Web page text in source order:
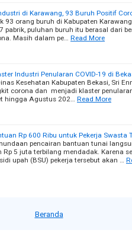
di Karawang, 93 Buruh Positif
93 orang buruh di Kabupaten
pabrik, puluhan buruh itu berasal dari
Masih dalam pe…
Read More
Industri Penularan COVID-19 di
Kesehatan Kabupaten Bekasi, Sri
corona dan menjadi klaster
hingga Agustus 202…
Read More
Rp 600 Ribu untuk Pekerja Swasta
pencairan bantuan tunai
Rp 5 juta terbilang mendadak. Karena
upah (BSU) pekerja tersebut akan …
Beranda